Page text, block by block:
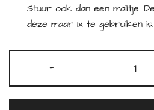
Stuur ook dan een mailtje.
deze maar 1x te gebruiken is.
-